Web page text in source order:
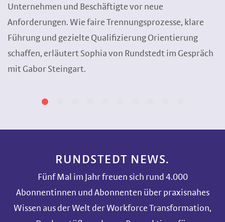
Unternehmen und Beschäftigte vor neue
Anforderungen. Wie faire Trennungsprozesse, klare
Führung und gezielte Qualifizierung Orientierung
schaffen, erläutert Sophia von Rundstedt im Gespräch
mit Gabor Steingart.
RUNDSTEDT NEWS.
Fünf Mal im Jahr freuen sich rund 4.000
Abonnentinnen und Abonnenten über praxisnahes
Wissen aus der Welt der Workforce Transformation,